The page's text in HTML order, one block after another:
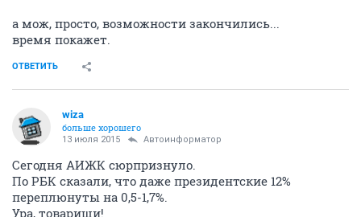
а мож, просто, возможности закончились...
время покажет.
ОТВЕТИТЬ
wiza
больше хорошего
13 июля 2015 Автоинформатор
Сегодня АИЖК сюрпризнуло.
По РБК сказали, что даже президентские 12%
переплюнуты на 0,5-1,7%.
Ура, товарищи!